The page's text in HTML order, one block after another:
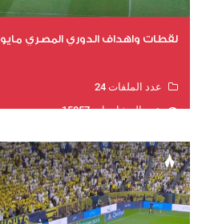
لقطات واهداف الدوري المصري مايو 2026
عدد الملفات 24
عدد المشاهدات 15857